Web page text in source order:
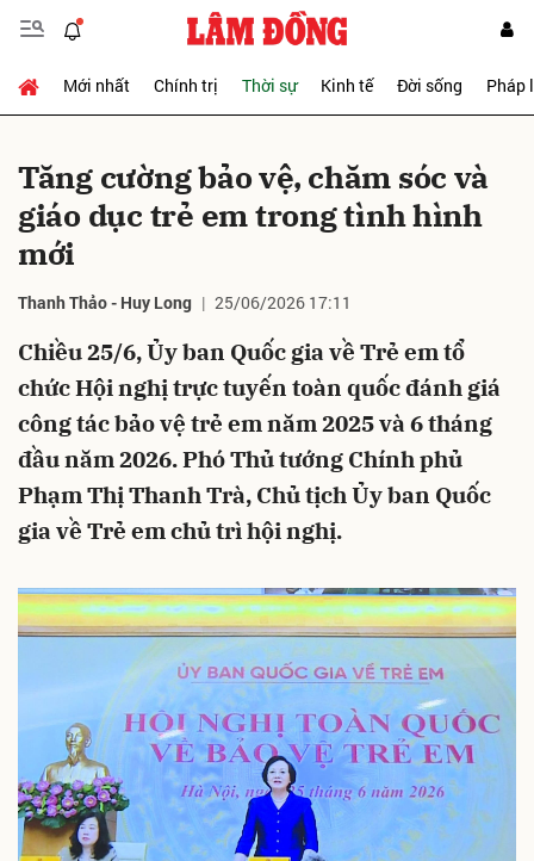
Mới nhất Chính trị Thời sự Kinh tế Đời sống Pháp
Tăng cường bảo vệ, chăm sóc và
giáo dục trẻ em trong tình hình
mới
Thanh Thảo - Huy Long 25/06/2026 17:11
Chiều 25/6, Ủy ban Quốc gia về Trẻ em tổ
chức Hội nghị trực tuyến toàn quốc đánh giá
công tác bảo vệ trẻ em năm 2025 và 6 tháng
đầu năm 2026. Phó Thủ tướng Chính phủ
Phạm Thị Thanh Trà, Chủ tịch Ủy ban Quốc
gia về Trẻ em chủ trì hội nghị.
Gửi bình luận
Hủy Gửi